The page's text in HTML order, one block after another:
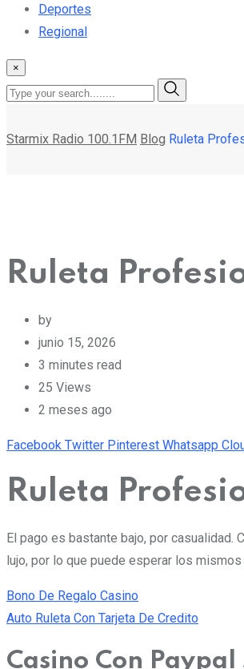
Deportes
Regional
×
Starmix Radio 100.1FM Blog Ruleta
Ruleta
by
junio 15, 2026
3 minutes read
25 Views
2 meses ago
Facebook Twitter Pinterest Whatsapp
Ruleta
El pago es bastante bajo, por
lujo, por lo que puede esperar los
Bono De Regalo Casino
Auto Ruleta Con Tarjeta De Credito
Casino Con